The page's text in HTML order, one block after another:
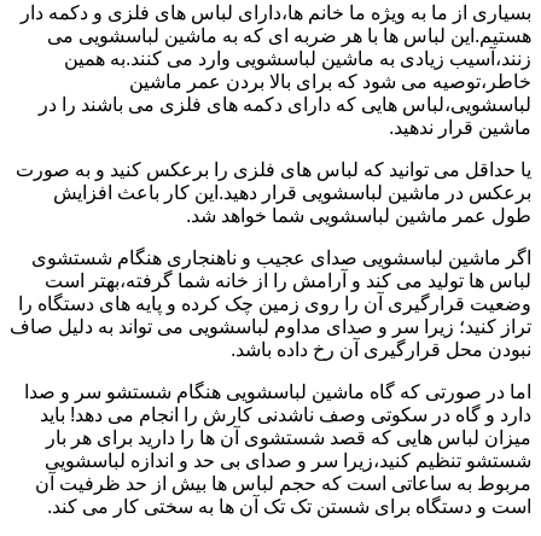
بسیاری از ما به ویژه ما خانم ها،دارای لباس های فلزی و دکمه دار
هستیم.این لباس ها با هر ضربه ای که به ماشین لباسشویی می
زنند،آسیب زیادی به ماشین لباسشویی وارد می کنند.به همین
خاطر،توصیه می شود که برای بالا بردن عمر ماشین
لباسشویی،لباس هایی که دارای دکمه های فلزی می باشند را در
ماشین قرار ندهید.
یا حداقل می توانید که لباس های فلزی را برعکس کنید و به صورت
برعکس در ماشین لباسشویی قرار دهید.این کار باعث افزایش
طول عمر ماشین لباسشویی شما خواهد شد.
اگر ماشین لباسشویی صدای عجیب و ناهنجاری هنگام شستشوی
لباس ها تولید می کند و آرامش را از خانه شما گرفته،بهتر است
وضعیت قرارگیری آن را روی زمین چک کرده و پایه های دستگاه را
تراز کنید؛ زیرا سر و صدای مداوم لباسشویی می تواند به دلیل صاف
نبودن محل قرارگیری آن رخ داده باشد.
اما در صورتی که گاه ماشین لباسشویی هنگام شستشو سر و صدا
دارد و گاه در سکوتی وصف ناشدنی کارش را انجام می دهد! باید
میزان لباس هایی که قصد شستشوی آن ها را دارید برای هر بار
شستشو تنظیم کنید،زیرا سر و صدای بی حد و اندازه لباسشویی
مربوط به ساعاتی است که حجم لباس ها بیش از حد ظرفیت آن
است و دستگاه برای شستن تک تک آن ها به سختی کار می کند.